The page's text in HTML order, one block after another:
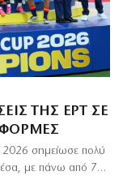
ΤΗΣ ΕΡΤ ΣΕ
2026 σημείωσε πολύ
με πάνω από 7…